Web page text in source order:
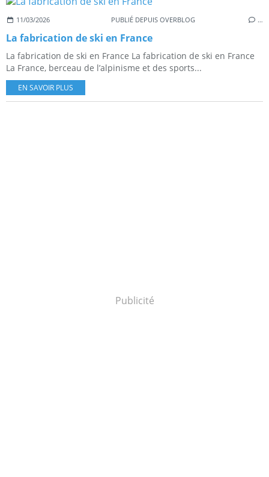
11/03/2026 PUBLIÉ DEPUIS OVERBLOG …
La fabrication de ski en France
La fabrication de ski en France La fabrication de ski en France
La France, berceau de l’alpinisme et des sports...
EN SAVOIR PLUS
Publicité